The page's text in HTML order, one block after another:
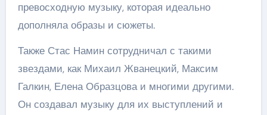
превосходную музыку, которая идеально
дополняла образы и сюжеты.
Также Стас Намин сотрудничал с такими
звездами, как Михаил Жванецкий, Максим
Галкин, Елена Образцова и многими другими.
Он создавал музыку для их выступлений и